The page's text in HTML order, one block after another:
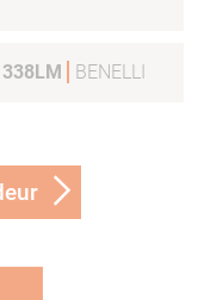
338LM BENELLI